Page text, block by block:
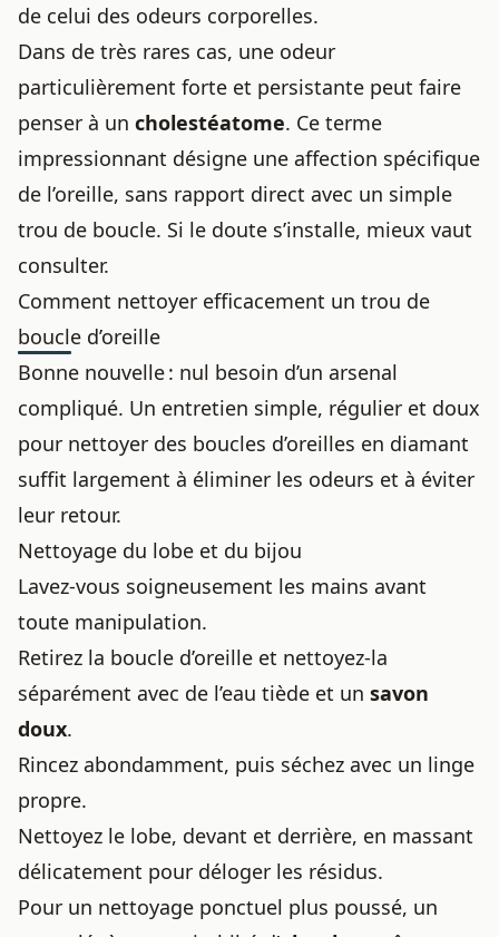
de celui des odeurs corporelles.
Dans de très rares cas, une odeur
particulièrement forte et persistante peut faire
penser à un cholestéatome. Ce terme
impressionnant désigne une affection spécifique
de l’oreille, sans rapport direct avec un simple
trou de boucle. Si le doute s’installe, mieux vaut
consulter.
Comment nettoyer efficacement un trou de
boucle d’oreille
Bonne nouvelle : nul besoin d’un arsenal
compliqué. Un entretien simple, régulier et doux
pour nettoyer des boucles d’oreilles en diamant
suffit largement à éliminer les odeurs et à éviter
leur retour.
Nettoyage du lobe et du bijou
Lavez-vous soigneusement les mains avant
toute manipulation.
Retirez la boucle d’oreille et nettoyez-la
séparément avec de l’eau tiède et un savon
doux.
Rincez abondamment, puis séchez avec un linge
propre.
Nettoyez le lobe, devant et derrière, en massant
délicatement pour déloger les résidus.
Pour un nettoyage ponctuel plus poussé, un